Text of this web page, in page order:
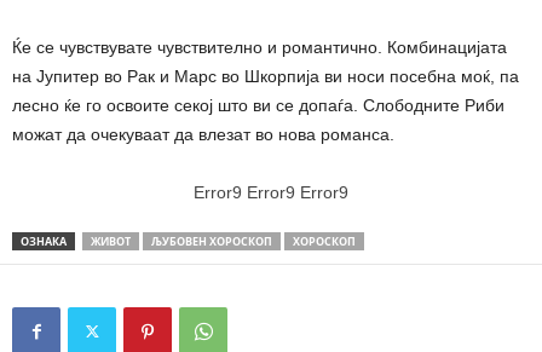
Ќе се чувствувате чувствително и романтично. Комбинацијата
на Јупитер во Рак и Марс во Шкорпија ви носи посебна моќ, па
лесно ќе го освоите секој што ви се допаѓа. Слободните Риби
можат да очекуваат да влезат во нова романса.
Error9 Error9 Error9
ОЗНАКА ЖИВОТ ЉУБОВЕН ХОРОСКОП ХОРОСКОП